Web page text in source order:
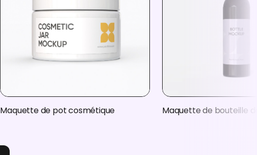
Maquette de pot cosmétique Maquette de bouteille